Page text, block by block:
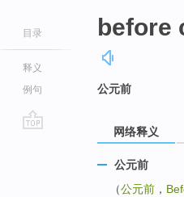
目录
释义
例句
before
公元前
网络释义
公元前
（公元前 ，